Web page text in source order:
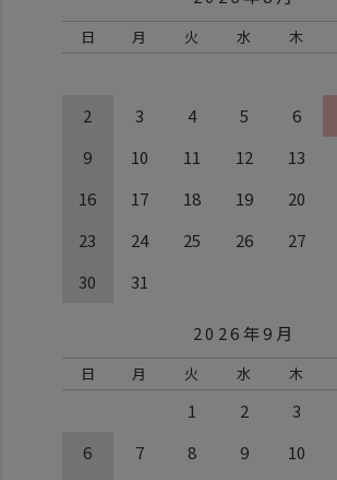
日 月 火 水 木
2
3 4 5 6
9
10 11 12 13
16
17 18 19 20
23
24 25 26 27
30
31
2026年9月
日 月 火 水 木
1 2 3
6
7 8 9 10